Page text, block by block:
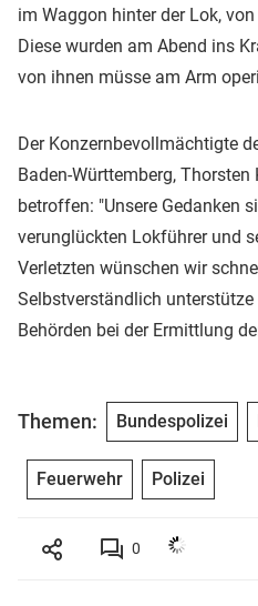
im Waggon hinter der Lok,
Diese wurden am Abend ins
von ihnen müsse am Arm
Der Konzernbevollmächtigte
Baden-Württemberg,
betroffen: "Unsere Gedanken
verunglückten Lokführer und
Verletzten wünschen wir
Selbstverständlich
Behörden bei der Ermittlung
Themen: Bundespolizei
Feuerwehr Polizei
0